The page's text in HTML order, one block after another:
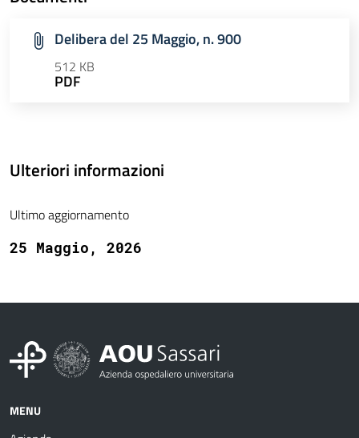
Delibera del 25 Maggio, n. 900
512 KB
PDF
Ulteriori informazioni
Ultimo aggiornamento
25 Maggio, 2026
MENU